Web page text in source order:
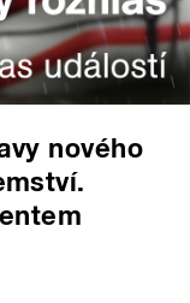
nového